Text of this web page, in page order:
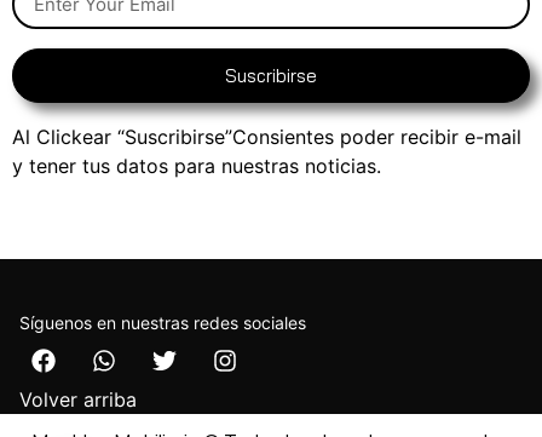
Suscribirse
Al Clickear “Suscribirse”Consientes poder recibir e-mail
y tener tus datos para nuestras noticias.
Síguenos en nuestras redes sociales
Volver arriba